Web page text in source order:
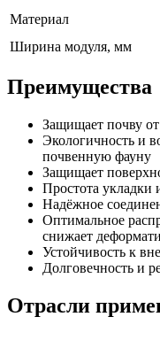
Материал
Ширина модуля, мм
Преимущества
Защищает почву
Экологичность и
почвенную фауну
Защищает
Простота укладки
Надёжное
Оптимальное
снижает
Устойчивость к
Долговечность и
Отрасли